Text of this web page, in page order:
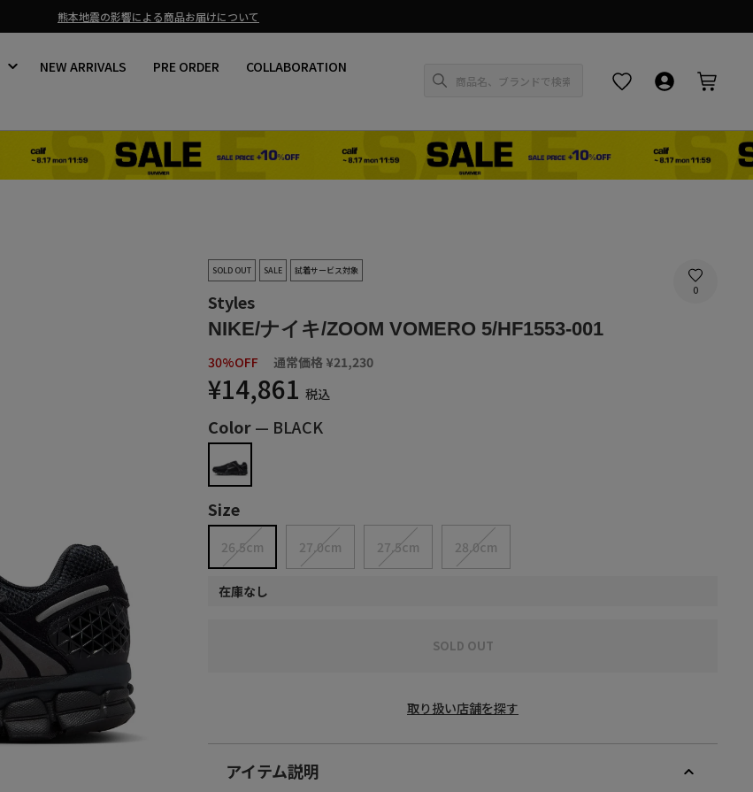
ス
イ
ー
を
止
熊本地震の影響による商品お届けについて
NEW ARRIVALS PRE ORDER
COLLABORATION
お気に入りログイン・
SOLD OUT SALE 試着サービス対象
0
Styles
NIKE/ナイキ/ZOOM VOMERO 5/HF1553-001
30%OFF 通常価格 ¥21,230SALE
¥14,861 税込
Color— BLACK
Size
26.5cm 27.0cm 27.5cm 28.0cm
在庫なし
SOLD OUT
取り扱い店舗を探す
アイテム説明